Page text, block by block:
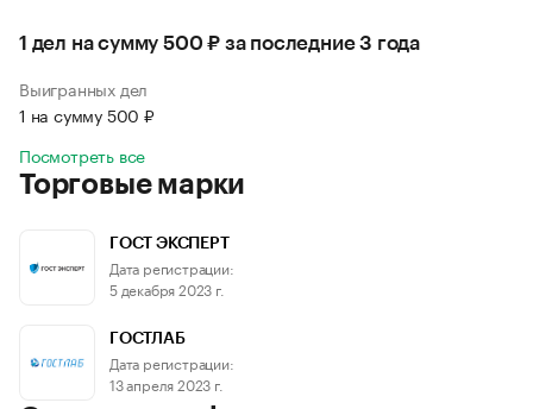
1 дел на сумму 500 ₽ за последние 3 года
Выигранных дел
1 на сумму 500 ₽
Посмотреть все
Торговые марки
ГОСТ ЭКСПЕРТ
Дата регистрации:
5 декабря 2023 г.
ГОСТЛАБ
Дата регистрации:
13 апреля 2023 г.